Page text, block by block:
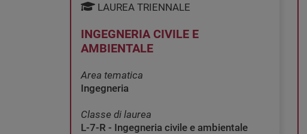
LAUREA TRIENNALE
INGEGNERIA CIVILE E
AMBIENTALE
Area tematica
Ingegneria
Classe di laurea
L-7-R - Ingegneria civile e ambientale